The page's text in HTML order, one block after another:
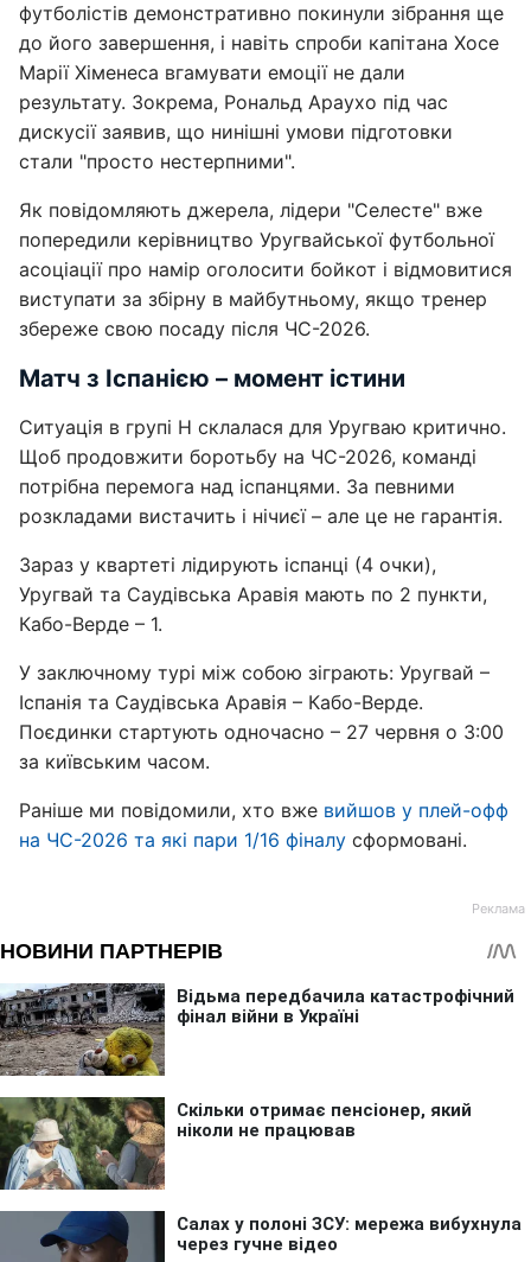
футболістів демонстративно покинули зібрання ще
до його завершення, і навіть спроби капітана Хосе
Марії Хіменеса вгамувати емоції не дали
результату. Зокрема, Рональд Араухо під час
дискусії заявив, що нинішні умови підготовки
стали "просто нестерпними".
Як повідомляють джерела, лідери "Селесте" вже
попередили керівництво Уругвайської футбольної
асоціації про намір оголосити бойкот і відмовитися
виступати за збірну в майбутньому, якщо тренер
збереже свою посаду після ЧС-2026.
Матч з Іспанією – момент істини
Ситуація в групі Н склалася для Уругваю критично.
Щоб продовжити боротьбу на ЧС-2026, команді
потрібна перемога над іспанцями. За певними
розкладами вистачить і нічиєї – але це не гарантія.
Зараз у квартеті лідирують іспанці (4 очки),
Уругвай та Саудівська Аравія мають по 2 пункти,
Кабо-Верде – 1.
У заключному турі між собою зіграють: Уругвай –
Іспанія та Саудівська Аравія – Кабо-Верде.
Поєдинки стартують одночасно – 27 червня о 3:00
за київським часом.
Раніше ми повідомили, хто вже вийшов у плей-офф
на ЧС-2026 та які пари 1/16 фіналу сформовані.